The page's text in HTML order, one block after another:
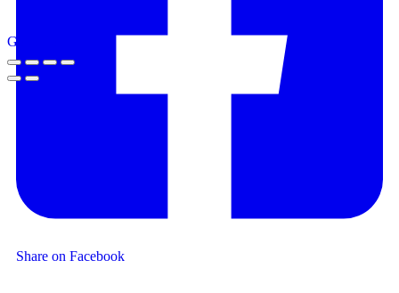
Share on Facebook
Go to Top